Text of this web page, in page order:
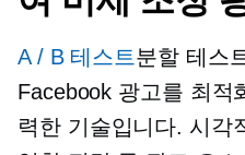
A / B 테스트분할 테스
Facebook 광고를 최적
력한 기술입니다. 시각